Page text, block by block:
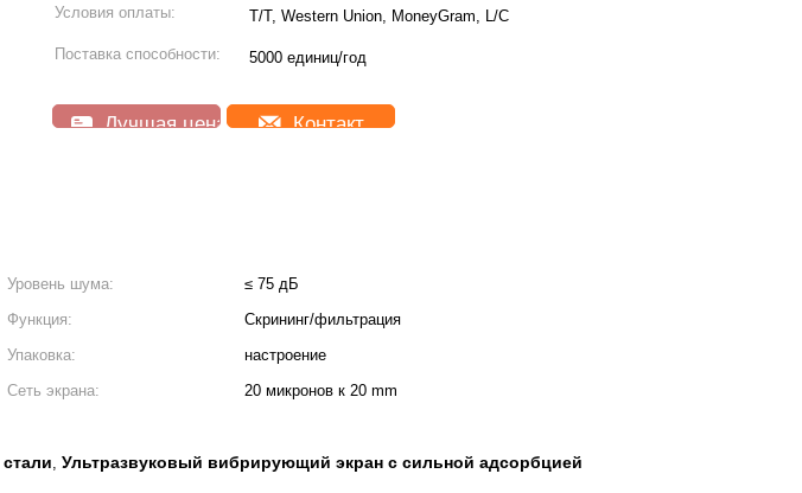
Условия оплаты: T/T, Western Union, MoneyGram, L/C
Поставка способности: 5000 единиц/год
Лучшая цена Контакт
Уровень шума:
≤ 75 дБ
Функция:
Скрининг/фильтрация
Упаковка:
настроение
Сеть экрана: 20 микронов к 20 mm
, Ультразвуковый вибрирующий экран с сильной адсорбцией